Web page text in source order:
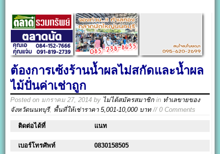
ต้องการเซ้งร้านน้ำผลไม่สกัดและน้ำผล
ไม้ปั่นค่าเช่าถูก
Posted on มกราคม 27, 2014 by ไม่ได้สมัครสมาชิก in ทำเลขายของ
จังหวัดนนทบุรี, พื้นที่ให้เช่าราคา 5,001-10,000 บาท// 0 Comments
ติดต่อได้ที่ แนท
เบอร์โทรศัพท์ 0830158505